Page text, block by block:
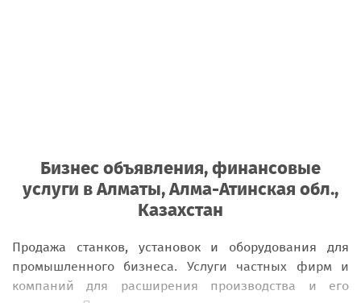
Бизнес объявления, финансовые
услуги в Алматы, Алма-Атинская обл.,
Казахстан
Продажа станков, установок и оборудования для
промышленного бизнеса. Услуги частных фирм и
компаний для расширения производства и его